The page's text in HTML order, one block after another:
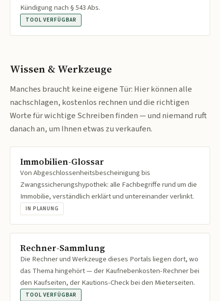
Kündigung nach § 543 Abs.
TOOL VERFÜGBAR
Wissen & Werkzeuge
Manches braucht keine eigene Tür: Hier können alle
nachschlagen, kostenlos rechnen und die richtigen
Worte für wichtige Schreiben finden — und niemand ruft
danach an, um Ihnen etwas zu verkaufen.
Immobilien-Glossar
Von Abgeschlossenheitsbescheinigung bis
Zwangssicherungshypothek: alle Fachbegriffe rund um die
Immobilie, verständlich erklärt und untereinander verlinkt.
IN PLANUNG
Rechner-Sammlung
Die Rechner und Werkzeuge dieses Portals liegen dort, wo
das Thema hingehört — der Kaufnebenkosten-Rechner bei
den Kaufseiten, der Kautions-Check bei den Mieterseiten.
TOOL VERFÜGBAR